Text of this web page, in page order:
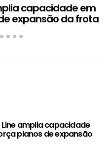
capacidade em
expansão da frota
Line amplia capacidade
planos de expansão